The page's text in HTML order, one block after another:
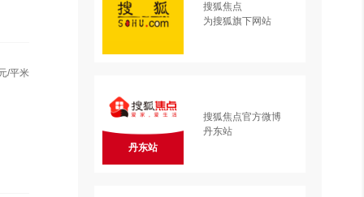
/平米
搜狐焦点
为搜狐旗下网站
丹东站
搜狐焦点官方微博
丹东站